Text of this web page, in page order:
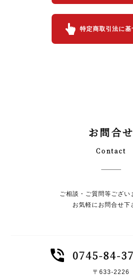
特定商取引法に基
お問合せ
Contact
ご相談・ご質問等ござい
お気軽にお問合せ下
0745-84-
〒633-2226